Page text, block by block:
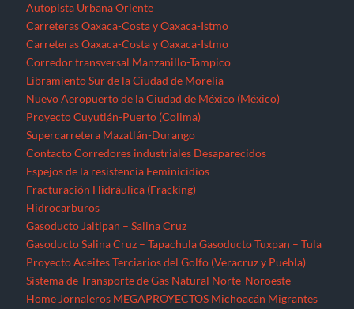
Autopista Urbana Oriente
Carreteras Oaxaca-Costa y Oaxaca-Istmo
Carreteras Oaxaca-Costa y Oaxaca-Istmo
Corredor transversal Manzanillo-Tampico
Libramiento Sur de la Ciudad de Morelia
Nuevo Aeropuerto de la Ciudad de México (México)
Proyecto Cuyutlán-Puerto (Colima)
Supercarretera Mazatlán-Durango
Contacto Corredores industriales Desaparecidos
Espejos de la resistencia Feminicidios
Fracturación Hidráulica (Fracking)
Hidrocarburos
Gasoducto Jaltipan – Salina Cruz
Gasoducto Salina Cruz – Tapachula Gasoducto Tuxpan – Tula
Proyecto Aceites Terciarios del Golfo (Veracruz y Puebla)
Sistema de Transporte de Gas Natural Norte-Noroeste
Home Jornaleros MEGAPROYECTOS Michoacán Migrantes